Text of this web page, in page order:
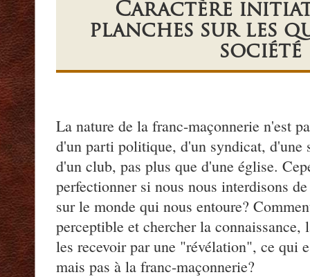
Caractère
planches sur les
société
La nature de la franc-maçonnerie n'est
d'un parti politique, d'un syndicat, d'une
d'un club, pas plus que d'une église.
perfectionner si nous nous interdisons
sur le monde qui nous entoure?
perceptible et chercher la connaissance,
les recevoir par une "révélation", ce qui
mais pas à la franc-maçonnerie?